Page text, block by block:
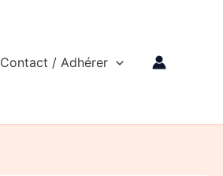
Contact / Adhérer